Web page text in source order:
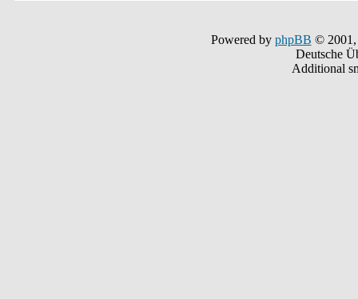
Powered by phpBB © 2001,
Deutsche
Additional